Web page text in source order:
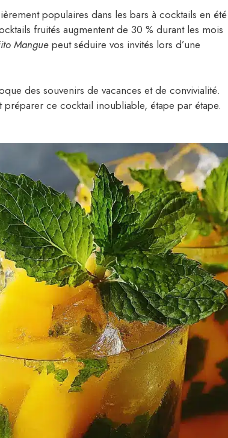
populaires dans les bars à cocktails en été
fruités augmentent de 30 % durant les mois
Mangue peut séduire vos invités lors d’une
des souvenirs de vacances et de convivialité.
préparer ce cocktail inoubliable, étape par étape.